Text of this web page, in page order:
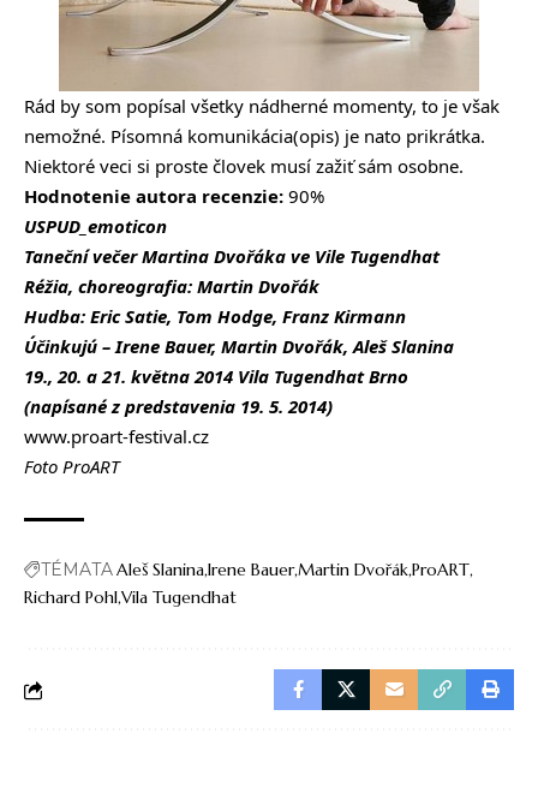
Rád by som popísal všetky nádherné momenty, to je však
nemožné. Písomná komunikácia(opis) je nato prikrátka.
Niektoré veci si proste človek musí zažiť sám osobne.
Hodnotenie autora recenzie: 90%
USPUD_emoticon
Taneční večer Martina Dvořáka ve Vile Tugendhat
Réžia, choreografia: Martin Dvořák
Hudba: Eric Satie, Tom Hodge, Franz Kirmann
Účinkujú – Irene Bauer, Martin Dvořák, Aleš Slanina
19., 20. a 21. května 2014 Vila Tugendhat Brno
(napísané z predstavenia 19. 5. 2014)
www.proart-festival.cz
Foto ProART
TÉMATAAleš SlaninaIrene BauerMartin DvořákProART
Richard PohlVila Tugendhat